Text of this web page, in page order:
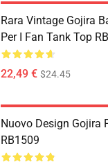
Rara Vintage Gojira
Per I Fan Tank Top
22,49 € $24.45
Nuovo Design Gojira
RB1509